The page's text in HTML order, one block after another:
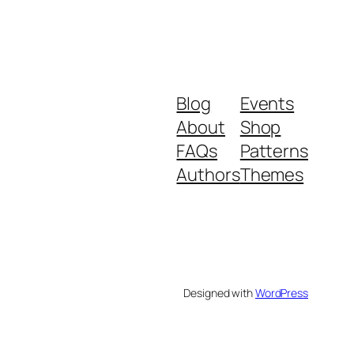
Blog
About
FAQs
Authors
Events
Shop
Patterns
Themes
Designed withWordPress